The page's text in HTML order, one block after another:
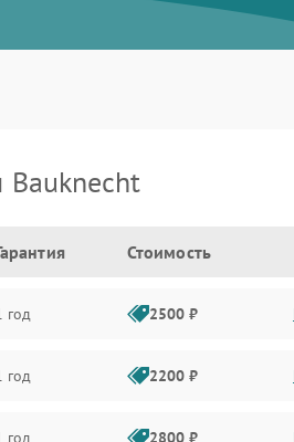
Bauknecht
Стоимость
год 2500 ₽
год 2200 ₽
год 2800 ₽